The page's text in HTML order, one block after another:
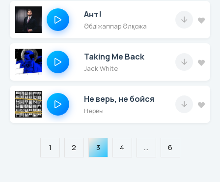
Ант!
Әбдіжаппар Әлқожа
Taking Me Back
Jack White
Не верь, не бойся
Нервы
1 2 3 4 ... 6